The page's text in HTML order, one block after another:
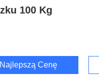
100 Kg
Cenę